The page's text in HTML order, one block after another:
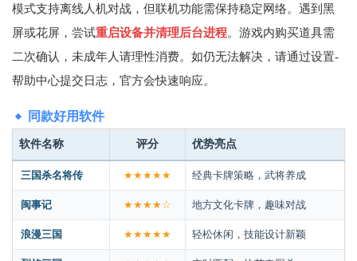
模式支持离线人机对战，但联机功能需保持稳定网络。遇到黑
屏或花屏，尝试重启设备并清理后台进程。游戏内购买道具需
二次确认，未成年人请理性消费。如仍无法解决，请通过设置-
帮助中心提交日志，官方会快速响应。
同款好用软件
软件名称 评分 优势亮点
三国杀名将传 ★★★★★ 经典卡牌策略，武将养成
闽事记 ★★★★☆ 地方文化卡牌，趣味对战
浪漫三国 ★★★★★ 轻松休闲，技能设计新颖